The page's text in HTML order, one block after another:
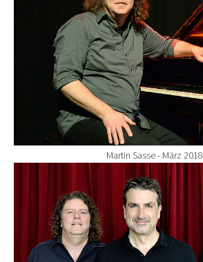
Martin Sasse - März 2018
Show larger version for: